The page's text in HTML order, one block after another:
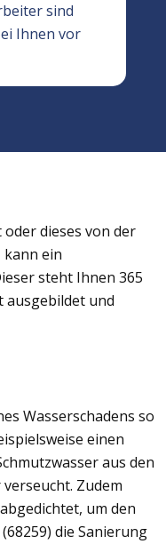
sind
Ihnen vor
dieses von der
kann ein
steht Ihnen 365
ausgebildet und
Wasserschadens so
einen
aus den
Zudem
um den
die Sanierung